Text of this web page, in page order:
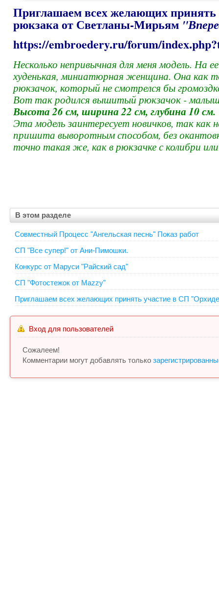
Приглашаем всех желающих
рюкзака от Светланы-Мирьям
https://embroedery.ru/forum/
Несколько непривычная для меня модель. На
худенькая, миниатюрная женщина. Она как
рюкзачок, который не смотрелся бы
Вот так родился вышитый рюкзачок -
Высота 26 см, ширина 22 см, глубина 10 см.
Эта модель заинтересует новичков, так как
пришита выворотным способом, без
точно такая же, как в рюкзачке с колибри
В этом разделе
Совместный Процесс "Ангельская песнь" Показ работ
СП "Все супер!" от Ани-Пимошки.
Конкурс от Маруси "Райский сад"
СП "Фотостежок от Mazzy"
Приглашаем всех желающих принять участие в СП
Вход для пользователей
Сожалеем!
Комментарии могут добавлять только